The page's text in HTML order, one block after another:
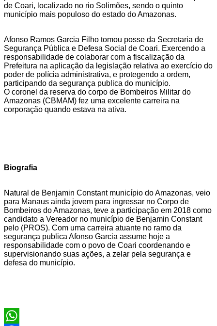
de Coari, localizado no rio Solimões, sendo o quinto
município mais populoso do estado do Amazonas.
Afonso Ramos Garcia Filho tomou posse da Secretaria de
Segurança Pública e Defesa Social de Coari. Exercendo a
responsabilidade de colaborar com a fiscalização da
Prefeitura na aplicação da legislação relativa ao exercício do
poder de polícia administrativa, e protegendo a ordem,
participando da segurança publica do município.
O coronel da reserva do corpo de Bombeiros Militar do
Amazonas (CBMAM) fez uma excelente carreira na
corporação quando estava na ativa.
Biografia
Natural de Benjamin Constant município do Amazonas, veio
para Manaus ainda jovem para ingressar no Corpo de
Bombeiros do Amazonas, teve a participação em 2018 como
candidato a Vereador no município de Benjamin Constant
pelo (PROS). Com uma carreira atuante no ramo da
segurança publica Afonso Garcia assume hoje a
responsabilidade com o povo de Coari coordenando e
supervisionando suas ações, a zelar pela segurança e
defesa do município.